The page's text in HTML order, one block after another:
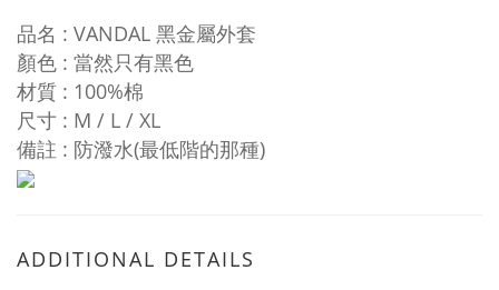
品名 : VANDAL 黑金屬外套
顏色 : 當然只有黑色
材質 : 100%棉
尺寸 : M / L / XL
備註 : 防潑水(最低階的那種)
ADDITIONAL DETAILS